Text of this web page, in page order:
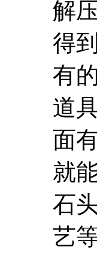
解
得
有
道
面
就
石
艺